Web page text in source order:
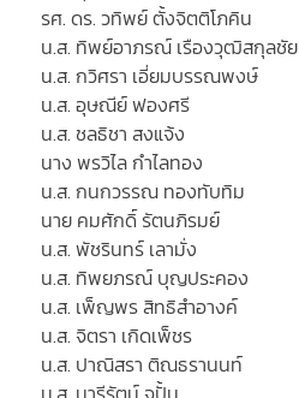
รศ. ดร. วทิพย์ ตั้งจิตติโภคิน
น.ส. ทิพย์อาภรณ์ เรืองวุฒิสกุลชัย
น.ส. กวิศรา เอี่ยมบรรณพงษ์
น.ส. อุษณีย์ ฟองศรี
น.ส. ชลธิชา สงแจ้ง
นาง พรวิไล กำไลทอง
น.ส. กนกวรรณ ทองทับทิม
นาย คมศักดิ์ รัตนภิรมย์
น.ส. พัชรินทร์ เลามั่ง
น.ส. ทิพยภรณ์ บุญประคอง
น.ส. เพ็ญพร สิทธิสำอางค์
น.ส. จิตรา เกิดเพ็ชร
น.ส. ปาณิสรา ติณธรานนท์